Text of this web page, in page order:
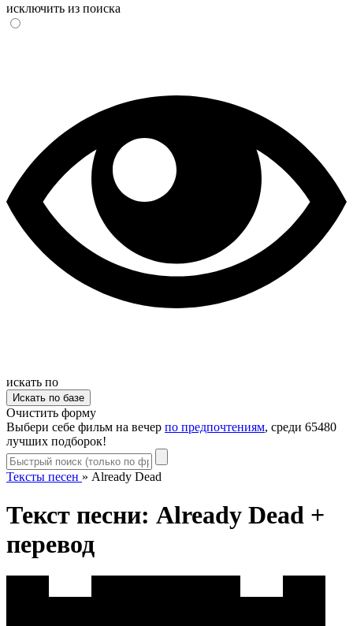
исключить из поиска
искать по
Очистить форму
Выбери себе фильм на вечер по предпочтениям, среди 65480
лучших подборок!
Тексты песен » Already Dead
Текст песни: Already Dead +
перевод